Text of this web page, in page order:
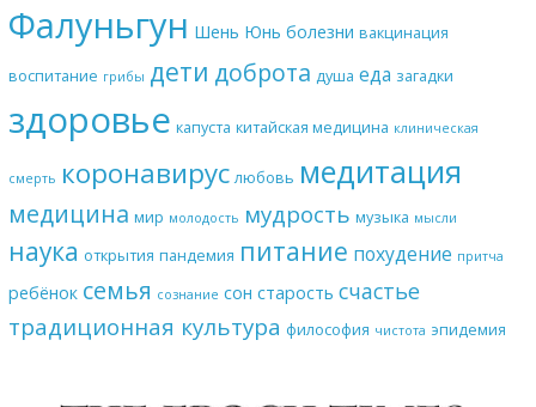
Фалуньгун Шень Юнь болезни вакцинация
воспитание грибы дети доброта душа еда загадки
здоровье капуста китайская медицина клиническая
смерть коронавирус любовь медитация
медицина мир молодость мудрость музыка мысли
наука открытия пандемия питание похудение притча
ребёнок семья сознание сон старость счастье
традиционная культура философия чистота эпидемия